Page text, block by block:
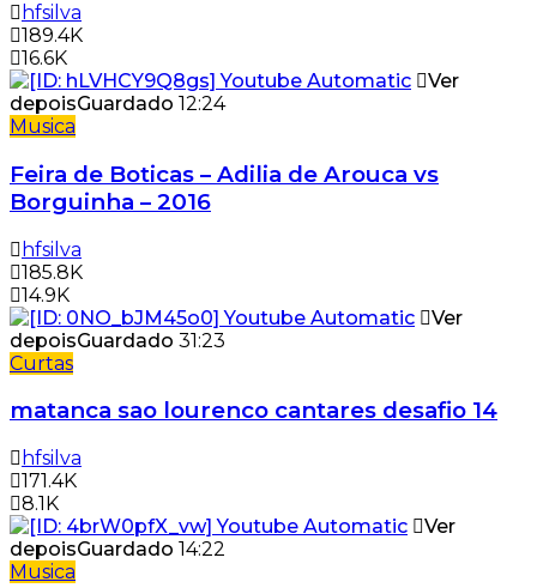
hfsilva
189.4K
16.6K
Ver
depoisGuardado 12:24
Musica
Feira de Boticas – Adilia de Arouca vs
Borguinha – 2016
hfsilva
185.8K
14.9K
Ver
depoisGuardado 31:23
Curtas
matanca sao lourenco cantares desafio 14
hfsilva
171.4K
8.1K
Ver
depoisGuardado 14:22
Musica